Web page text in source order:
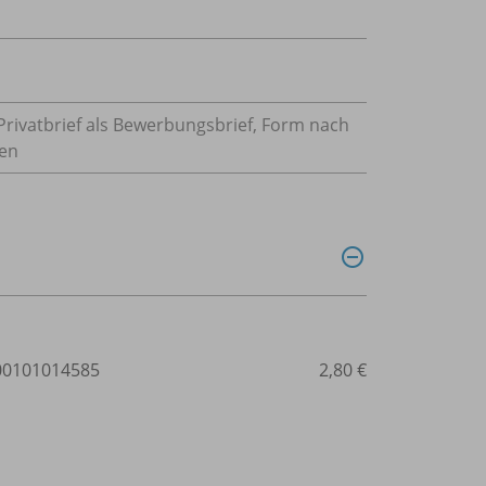
als Bewerbungsbrief, Form nach
2,80 €